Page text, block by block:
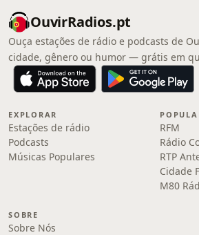
OuvirRadios.pt
Ouça estações de rádio e podcasts de
cidade, gênero ou humor — grátis em
EXPLORAR
Estações de rádio
Podcasts
Músicas Populares
RFM
Rádio
RTP
Cidade
M80
SOBRE
Sobre Nós